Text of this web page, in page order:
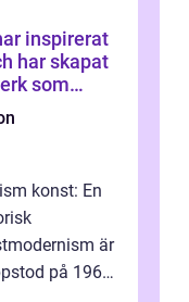
inspirerat
har skapat
som
konst: En
är
på 1960-